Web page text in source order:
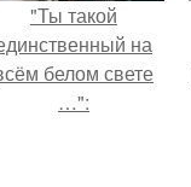
"Ты такой
на
белом свете
…":